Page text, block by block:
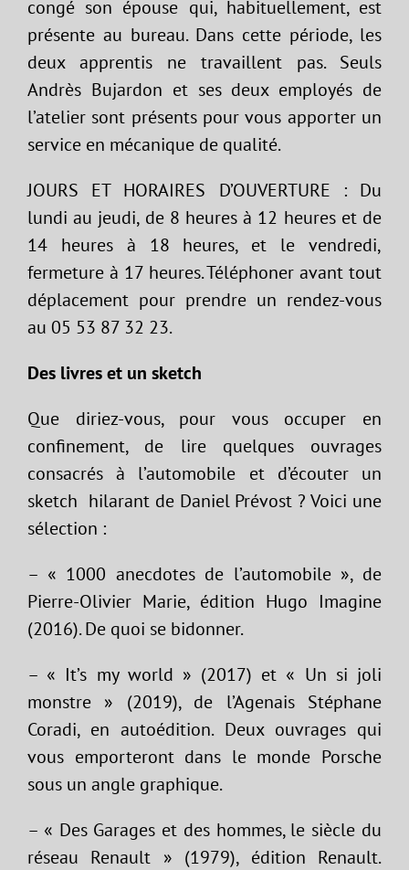
congé son épouse qui, habituellement, est
présente au bureau. Dans cette période, les
deux apprentis ne travaillent pas. Seuls
Andrès Bujardon et ses deux employés de
l’atelier sont présents pour vous apporter un
service en mécanique de qualité.
JOURS ET HORAIRES D’OUVERTURE : Du
lundi au jeudi, de 8 heures à 12 heures et de
14 heures à 18 heures, et le vendredi,
fermeture à 17 heures. Téléphoner avant tout
déplacement pour prendre un rendez-vous
au 05 53 87 32 23.
Des livres et un sketch
Que diriez-vous, pour vous occuper en
confinement, de lire quelques ouvrages
consacrés à l’automobile et d’écouter un
sketch hilarant de Daniel Prévost ? Voici une
sélection :
– « 1000 anecdotes de l’automobile », de
Pierre-Olivier Marie, édition Hugo Imagine
(2016). De quoi se bidonner.
– « It’s my world » (2017) et « Un si joli
monstre » (2019), de l’Agenais Stéphane
Coradi, en autoédition. Deux ouvrages qui
vous emporteront dans le monde Porsche
sous un angle graphique.
– « Des Garages et des hommes, le siècle du
réseau Renault » (1979), édition Renault.